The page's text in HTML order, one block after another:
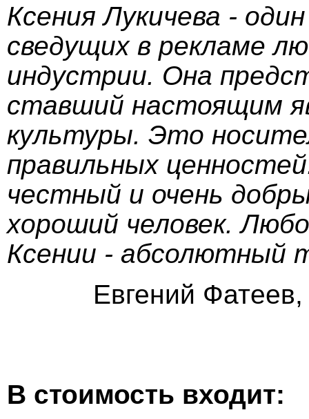
Ксения Лукичева -
сведущих в рекламе
индустрии. Она
ставший настоящим
культуры. Это
правильных
честный и очень
хороший человек.
Ксении - абсолютный
Евгений Фатеев,
В стоимость входит: